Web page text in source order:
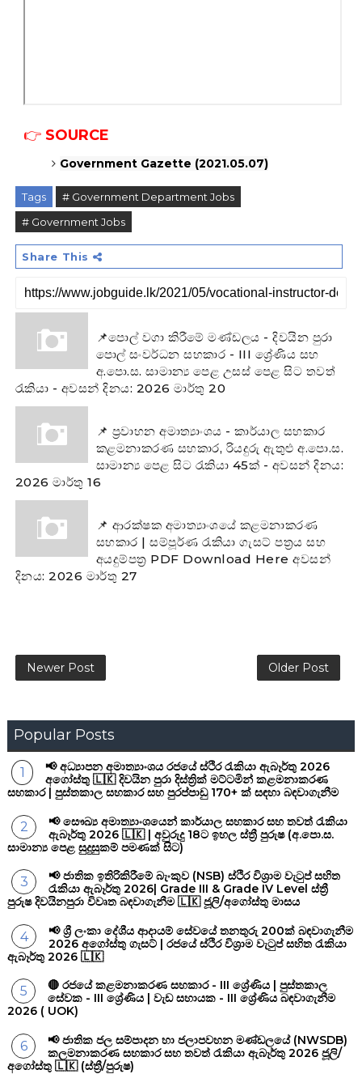
👉 SOURCE
Government Gazette (2021.05.07)
Tags
# Government Department Jobs
# Government Jobs
Share This
📌පොල් වගා කිරීමේ මණ්ඩලය - දිවයින පුරා
පොල් සංවර්ධන සහකාර - III ශ්‍රේණිය සහ
අ.පො.ස. සාමාන්‍ය පෙළ උසස් පෙළ සිට තවත්
රැකියා - අවසන් දිනය: 2026 මාර්තු 20
📌 ප්‍රවාහන අමාත්‍යාංශය - කාර්යාල සහකාර
කළමනාකරණ සහකාර, රියදුරු ඇතුළු අ.පො.ස.
සාමාන්‍ය පෙළ සිට රැකියා 45ක් - අවසන් දිනය:
2026 මාර්තු 16
📌 ආරක්ෂක අමාත්‍යාංශයේ කළමනාකරණ
සහකාර | සම්පූර්ණ රැකියා ගැසට් පත්‍රය සහ
අයදුම්පත්‍ර PDF Download Here අවසන්
දිනය: 2026 මාර්තු 27
Newer Post Older Post
Popular Posts
📢 අධ්‍යාපන අමාත්‍යාංශය රජයේ ස්ථිර රැකියා ඇබෑර්තු 2026
අගෝස්තු 🇱🇰 දිවයින පුරා දිස්ත්‍රික් මට්ටමින් කළමනාකරණ
සහකාර | පුස්තකාල සහකාර සහ පුරප්පාඩු 170+ ක් සඳහා බඳවාගැනීම
📢 සෞඛ්‍ය අමාත්‍යාංශයෙන් කාර්යාල සහකාර සහ තවත් රැකියා
ඇබෑර්තු 2026 🇱🇰 | අවුරුදු 18ට ඉහල ස්ත්‍රී පුරුෂ (අ.පො.ස.
සාමාන්‍ය පෙළ සුදුසුකම් පමණක් සිට)
📢 ජාතික ඉතිරිකිරීමේ බැංකුව (NSB) ස්ථිර විශ්‍රාම වැටුප් සහිත
රැකියා ඇබෑර්තු 2026| Grade III & Grade IV Level ස්ත්‍රී
පුරුෂ දිවයිනපුරා විවෘත බඳවාගැනීම 🇱🇰 ජූලි/අගෝස්තු මාසය
📢 ශ්‍රී ලංකා දේශීය ආදායම් සේවයේ තනතුරු 200ක් බඳවාගැනීම
2026 අගෝස්තු ගැසට් | රජයේ ස්ථිර විශ්‍රාම වැටුප් සහිත රැකියා
ඇබෑර්තු 2026 🇱🇰
🔴 රජයේ කළමනාකරණ සහකාර - III ශ්‍රේණිය | පුස්තකාල
සේවක - III ශ්‍රේණිය | වැඩ සහායක - III ශ්‍රේණිය බඳවාගැනීම
2026 ( UOK)
📢 ජාතික ජල සම්පාදන හා ජලාපවහන මණ්ඩලයේ (NWSDB)
කලමනාකරණ සහකාර සහ තවත් රැකියා ඇබෑර්තු 2026 ජූලි/
අගෝස්තු 🇱🇰 (ස්ත්‍රී/පුරුෂ)